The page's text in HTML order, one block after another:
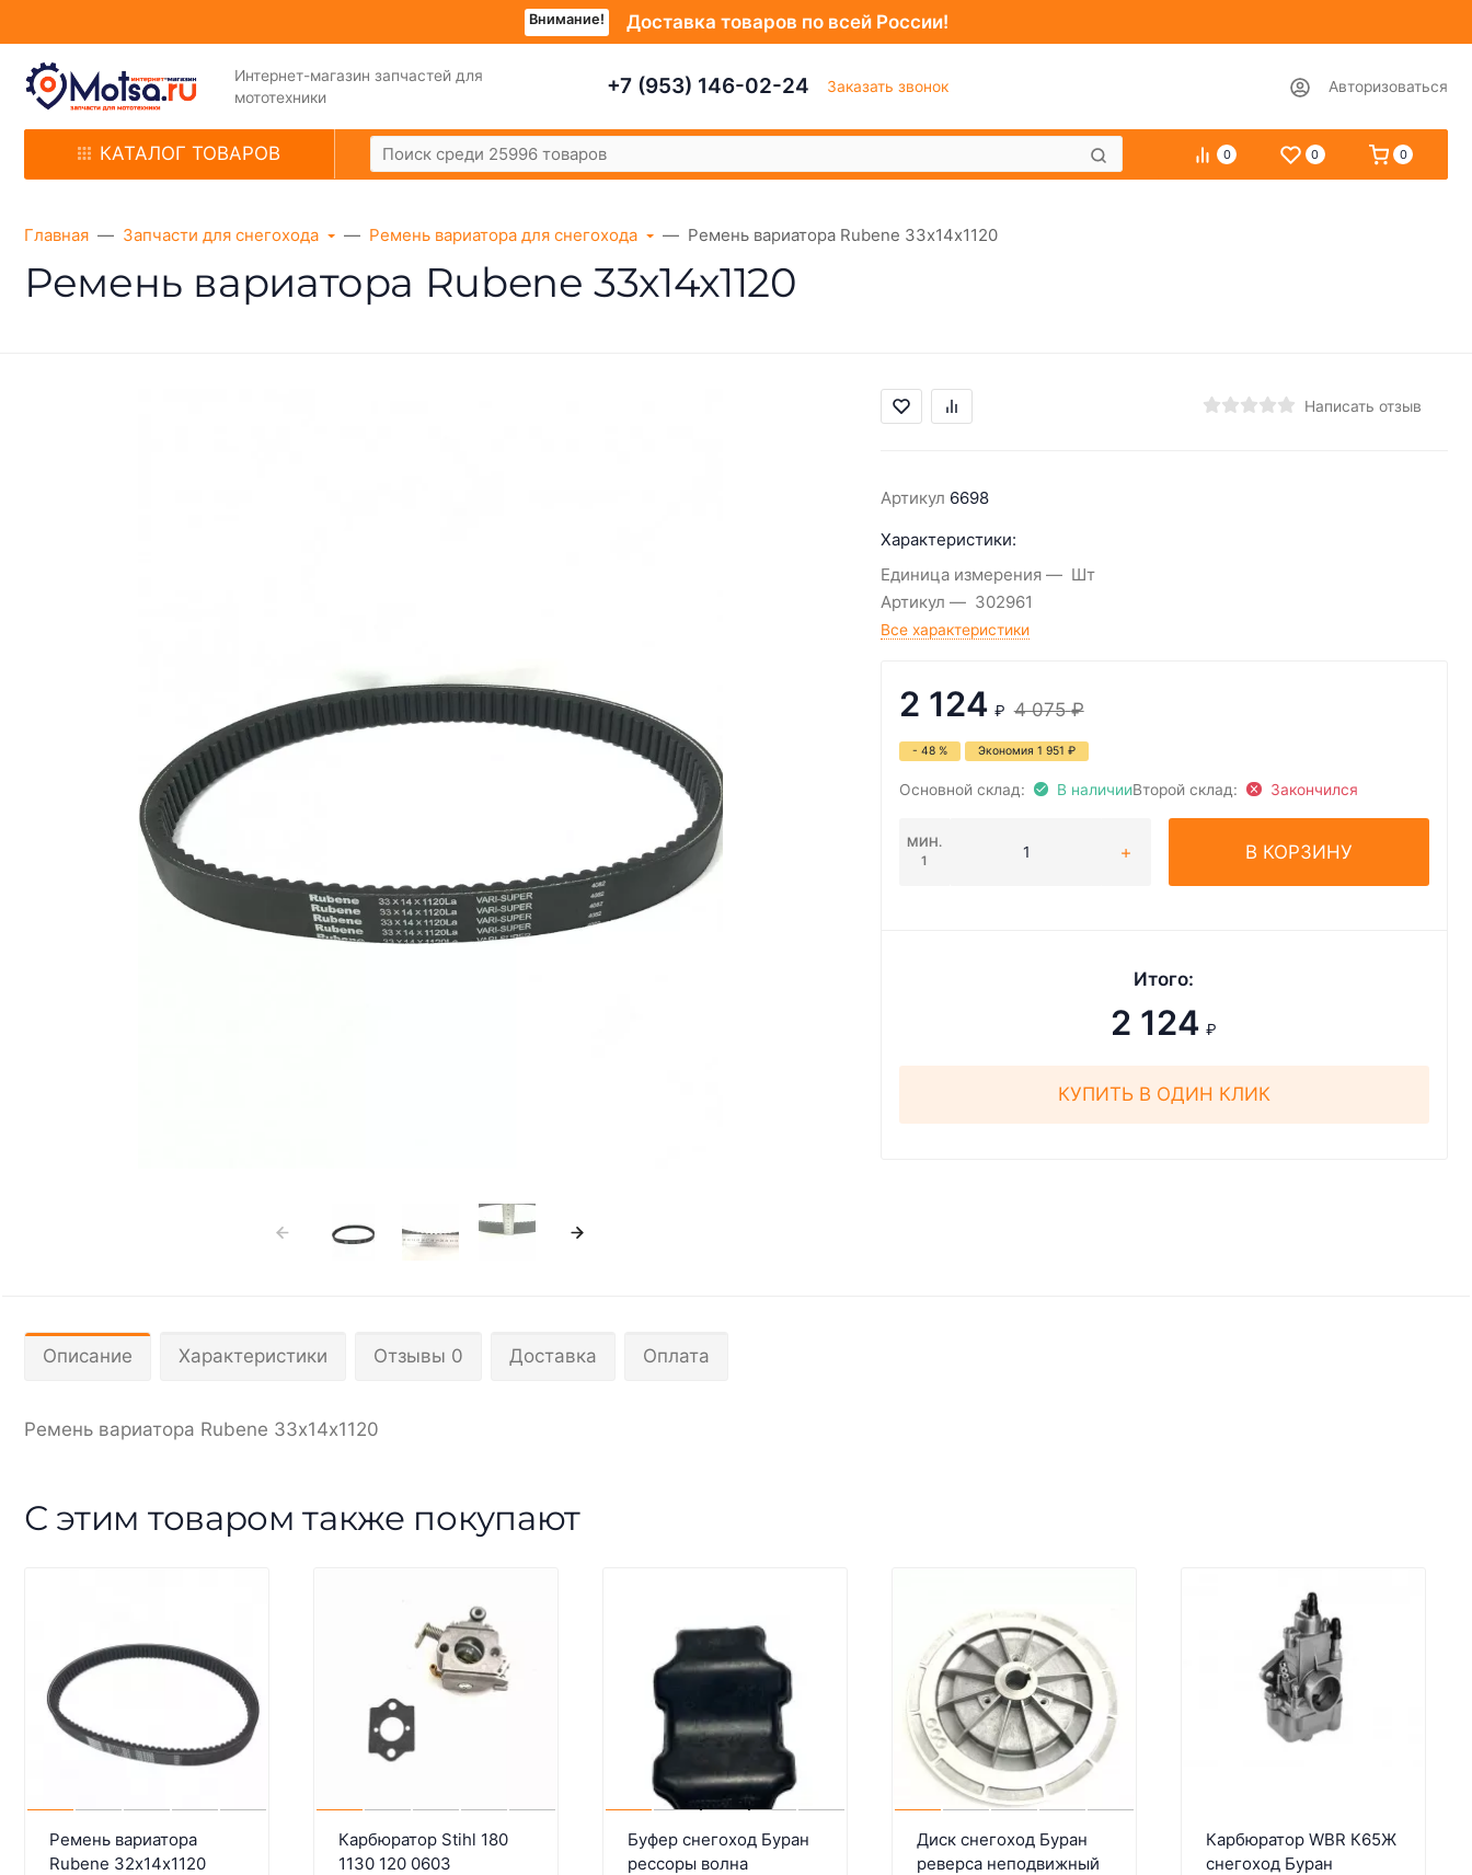
Внимание! Доставка товаров по всей России!
Интернет-магазин запчастей для
мототехники
+7 (953) 146-02-24 Заказать звонок Авторизоваться
КАТАЛОГ ТОВАРОВ 0 0 0
Главная Запчасти для снегохода Ремень вариатора для снегохода Ремень вариатора Rubenе 33х14х1120
Ремень вариатора Rubenе 33х14х1120
Написать отзыв
Артикул 6698
Характеристики:
Единица измерения
Шт
Артикул
302961
Все характеристики
2 124 ₽ 4 075 ₽
- 48 % Экономия 1 951 ₽
Основной склад: В наличииВторой склад: Закончился
МИН.
1
В КОРЗИНУ
Итого:
2 124 ₽
КУПИТЬ В ОДИН КЛИК
Описание Характеристики Отзывы 0 Доставка Оплата
Ремень вариатора Rubenе 33х14х1120
С этим товаром также покупают
Ремень вариатора
Rubenе 32х14х1120
Карбюратор Stihl 180
1130 120 0603
Буфер снегоход Буран
рессоры волна
Диск снегоход Буран
реверса неподвижный
Карбюратор WBR К65Ж
снегоход Буран